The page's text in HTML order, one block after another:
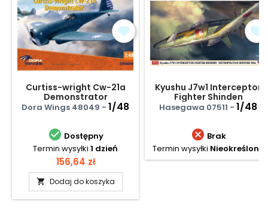
Curtiss-wright Cw-21a
Demonstrator
Dora Wings 48049 - 1/48
 Dostępny
Termin wysyłki 1 dzień
Cena
156,64 zł
 Dodaj do koszyka
Kyushu J7w1 Interceptor
Fighter Shinden
'metrolpolitan Defense
Hasegawa 07511 - 1/48
 Brak
Termin wysyłki Nieokreślony